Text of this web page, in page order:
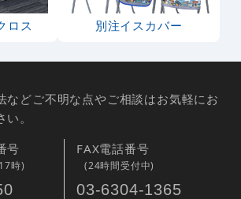
ロス 別注イスカバー
などご不明な点やご相談はお気軽にお
。
号
時)
FAX電話番号
(24時間受付中)
03-6304-1365